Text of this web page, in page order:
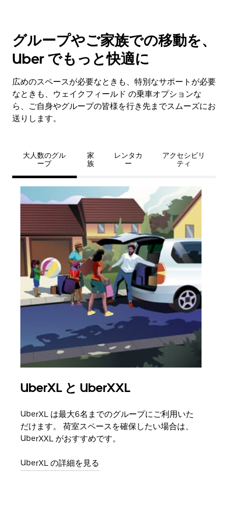
グループやご家族での移動を、
Uber でもっと快適に
広めのスペースが必要なときも、特別なサポートが必要
なときも、ウェイクフィールド の乗車オプションな
ら、ご自身やグループの皆様を行き先までスムーズにお
送りします。
大人数のグル
ープ
家
族
レンタカ
ー
アクセシビリ
ティ
UberXL と UberXXL
UberXL は最大6名までのグループにご利用いた
だけます。 荷室スペースを確保したい場合は、
UberXXL がおすすめです。
UberXL の詳細を見る